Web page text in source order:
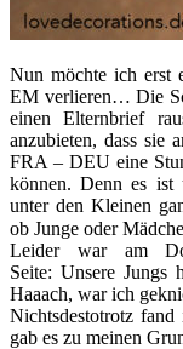
Nun möchte ich erst
EM verlieren… Die
einen Elternbrief
anzubieten, dass sie
FRA – DEU eine
können. Denn es ist
unter den Kleinen
ob Junge oder
Leider war am
Seite: Unsere Jungs
Haaach, war ich
Nichtsdestotrotz
gab es zu meinen